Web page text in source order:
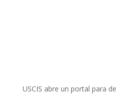
USCIS abre un portal para